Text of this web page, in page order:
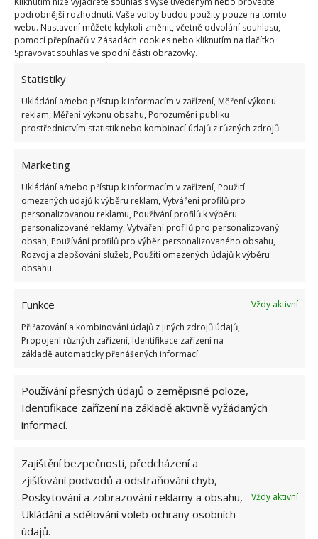
podrobnější rozhodnutí. Vaše volby budou použity pouze na tomto
webu. Nastavení můžete kdykoli změnit, včetně odvolání souhlasu,
pomocí přepínačů v Zásadách cookies nebo kliknutím na tlačítko
Spravovat souhlas ve spodní části obrazovky.
Statistiky
Ukládání a/nebo přístup k informacím v zařízení, Měření výkonu
reklam, Měření výkonu obsahu, Porozumění publiku
prostřednictvím statistik nebo kombinací údajů z různých zdrojů.
Marketing
Ukládání a/nebo přístup k informacím v zařízení, Použití
omezených údajů k výběru reklam, Vytváření profilů pro
personalizovanou reklamu, Používání profilů k výběru
personalizované reklamy, Vytváření profilů pro personalizovaný
obsah, Používání profilů pro výběr personalizovaného obsahu,
Rozvoj a zlepšování služeb, Použití omezených údajů k výběru
obsahu.
Funkce
Vždy aktivní
Přiřazování a kombinování údajů z jiných zdrojů údajů,
Propojení různých zařízení, Identifikace zařízení na
základě automaticky přenášených informací.
Používání přesných údajů o zeměpisné poloze,
Identifikace zařízení na základě aktivně vyžádaných
informací.
Zajištění bezpečnosti, předcházení a
zjišťování podvodů a odstraňování chyb,
Poskytování a zobrazování reklamy a obsahu,
Ukládání a sdělování voleb ochrany osobních
údajů.
Vždy aktivní
Fotografie: Freepik
Chytání do pastí
Dalším způsobem, jak se vypořádat s hlodavci, je
chytání do pastí. Existuje celá řada variant od
malých pastiček na myši až po větší klecové pasti,
kam se bez problémů chytne například velký potkan
je vhodné vysledovat dráhy, kudy běžně myši a krysy
chodí. Přesně na těchto místech totiž máte největší
šanci, že se skutečně chytí.
Ultrazvukový odpuzovač
Asi nejvíce humánní metodou, kdy přímo nebudete
odpuzovač. Díky zvukům o velmi vysoké frekvenci,
kterou krysy slyší, dojde k tomu, že se pro ně dané
místo stane neobyvatelné. Raději se tak přestěhují o
drastických jedů. Dále existují další speciální plašící
přístroje, které kombinují zvuky o vysoké frekvenci a
světlo.